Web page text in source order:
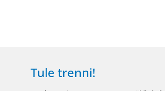
Tule trenni!